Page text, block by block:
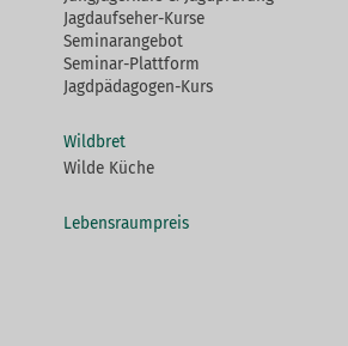
Jagdaufseher-Kurse
Seminarangebot
Seminar-Plattform
Jagdpädagogen-Kurs
Wildbret
Wilde Küche
Lebensraumpreis